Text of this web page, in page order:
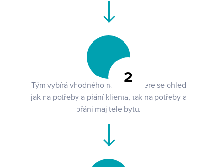
Tým vybírá vhodného nájemce. Bere se ohled
jak na potřeby a přání klienta, tak na potřeby a
přání majitele bytu.
2